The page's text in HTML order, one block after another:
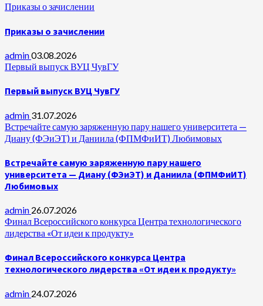
Приказы о зачислении
Приказы о зачислении
admin03.08.2026
Первый выпуск ВУЦ ЧувГУ
Первый выпуск ВУЦ ЧувГУ
admin 31.07.2026
Встречайте самую заряженную пару нашего университета —
Диану (ФЭиЭТ) и Даниила (ФПМФиИТ) Любимовых
Встречайте самую заряженную пару нашего
университета — Диану (ФЭиЭТ) и Даниила (ФПМФиИТ)
Любимовых
admin 26.07.2026
Финал Всероссийского конкурса Центра технологического
лидерства «От идеи к продукту»
Финал Всероссийского конкурса Центра
технологического лидерства «От идеи к продукту»
admin 24.07.2026